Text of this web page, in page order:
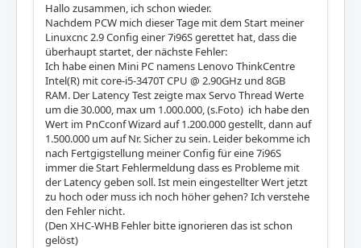
Hallo zusammen, ich schon wieder.
Nachdem PCW mich dieser Tage mit dem Start meiner
Linuxcnc 2.9 Config einer 7i96S gerettet hat, dass die
überhaupt startet, der nächste Fehler:
Ich habe einen Mini PC namens Lenovo ThinkCentre
Intel(R) mit core-i5-3470T CPU @ 2.90GHz und 8GB
RAM. Der Latency Test zeigte max Servo Thread Werte
um die 30.000, max um 1.000.000, (s.Foto) ich habe den
Wert im PnCconf Wizard auf 1.200.000 gestellt, dann auf
1.500.000 um auf Nr. Sicher zu sein. Leider bekomme ich
nach Fertgigstellung meiner Config für eine 7i96S
immer die Start Fehlermeldung dass es Probleme mit
der Latency geben soll. Ist mein eingestellter Wert jetzt
zu hoch oder muss ich noch höher gehen? Ich verstehe
den Fehler nicht.
(Den XHC-WHB Fehler bitte ignorieren das ist schon
gelöst)